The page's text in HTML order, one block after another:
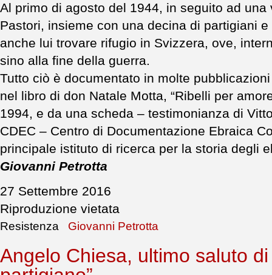
Al primo di agosto del 1944, in seguito ad
Pastori, insieme con una decina di partigiani
anche lui trovare rifugio in Svizzera, ove,
sino alla fine della guerra.
Tutto ciò è documentato in molte
nel libro di don Natale Motta, “Ribelli per
1994, e da una scheda – testimonianza di
CDEC – Centro di Documentazione Ebraica
principale istituto di ricerca per la storia degli
Giovanni Petrotta
27 Settembre 2016
Riproduzione vietata
Resistenza Giovanni Petrotta
Angelo Chiesa, ultimo saluto